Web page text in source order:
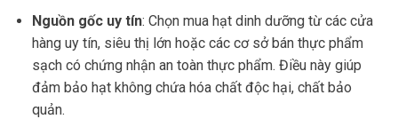
Nguồn gốc uy tín: Chọn mua hạt dinh dưỡng từ các cửa
hàng uy tín, siêu thị lớn hoặc các cơ sở bán thực phẩm
sạch có chứng nhận an toàn thực phẩm. Điều này giúp
đảm bảo hạt không chứa hóa chất độc hại, chất bảo
quản.